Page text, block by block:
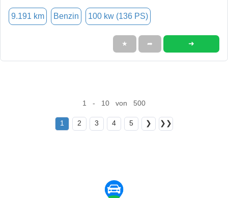
9.191 km Benzin 100 kw (136 PS)
★ ➦ ➜
1 - 10 von 500
1 2 3 4 5 ❯ ❯❯